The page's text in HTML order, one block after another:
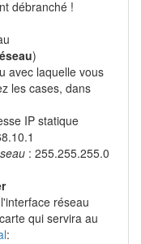
débranché !
)
avec laquelle vous
les cases, dans
IP statique
: 255.255.255.0
réseau
qui servira au
: